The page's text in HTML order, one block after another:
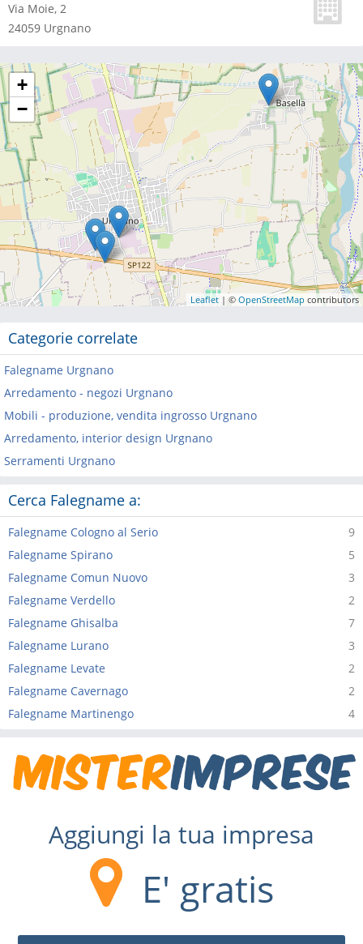
Via Moie, 2
24059 Urgnano
+
−
Leaflet | ©OpenStreetMap contributors
Categorie correlate
Falegname Urgnano
Arredamento - negozi Urgnano
Mobili - produzione, vendita ingrosso Urgnano
Arredamento, interior design Urgnano
Serramenti Urgnano
Cerca Falegname a:
9
Falegname Cologno al Serio
5
Falegname Spirano
3
Falegname Comun Nuovo
2
Falegname Verdello
7
Falegname Ghisalba
3
Falegname Lurano
2
Falegname Levate
2
Falegname Cavernago
4
Falegname Martinengo
Aggiungi la tua impresa
E' gratis